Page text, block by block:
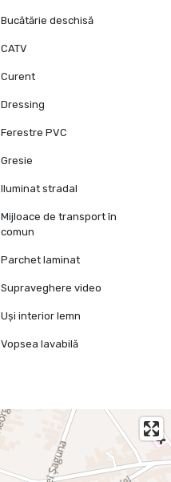
Bucătărie deschisă
CATV
Curent
Dressing
Ferestre PVC
Gresie
Iluminat stradal
Mijloace de transport în
comun
Parchet laminat
Supraveghere video
Uși interior lemn
Vopsea lavabilă